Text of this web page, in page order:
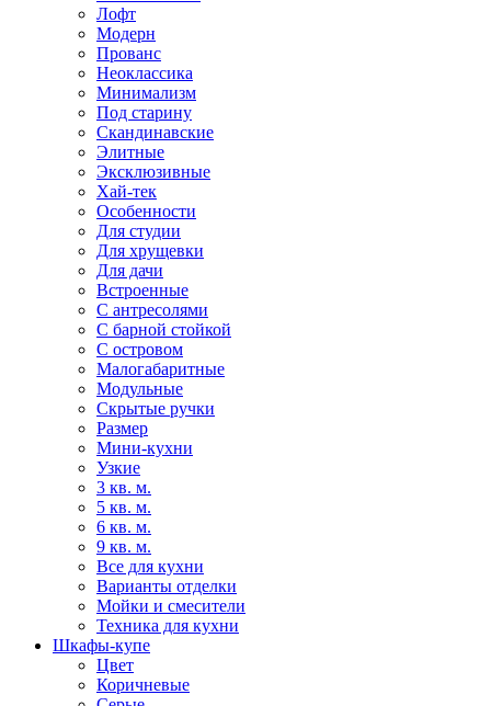
Лофт
Модерн
Прованс
Неоклассика
Минимализм
Под старину
Скандинавские
Элитные
Эксклюзивные
Хай-тек
Особенности
Для студии
Для хрущевки
Для дачи
Встроенные
С антресолями
С барной стойкой
С островом
Малогабаритные
Модульные
Скрытые ручки
Размер
Мини-кухни
Узкие
3 кв. м.
5 кв. м.
6 кв. м.
9 кв. м.
Все для кухни
Варианты отделки
Мойки и смесители
Техника для кухни
Шкафы-купе
Цвет
Коричневые